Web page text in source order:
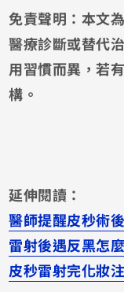
免責聲明：本文
醫療診斷或替代
用習慣而異，若
構。
延伸閱讀：
醫師提醒皮秒術
雷射後遇反黑怎
皮秒雷射完化妝